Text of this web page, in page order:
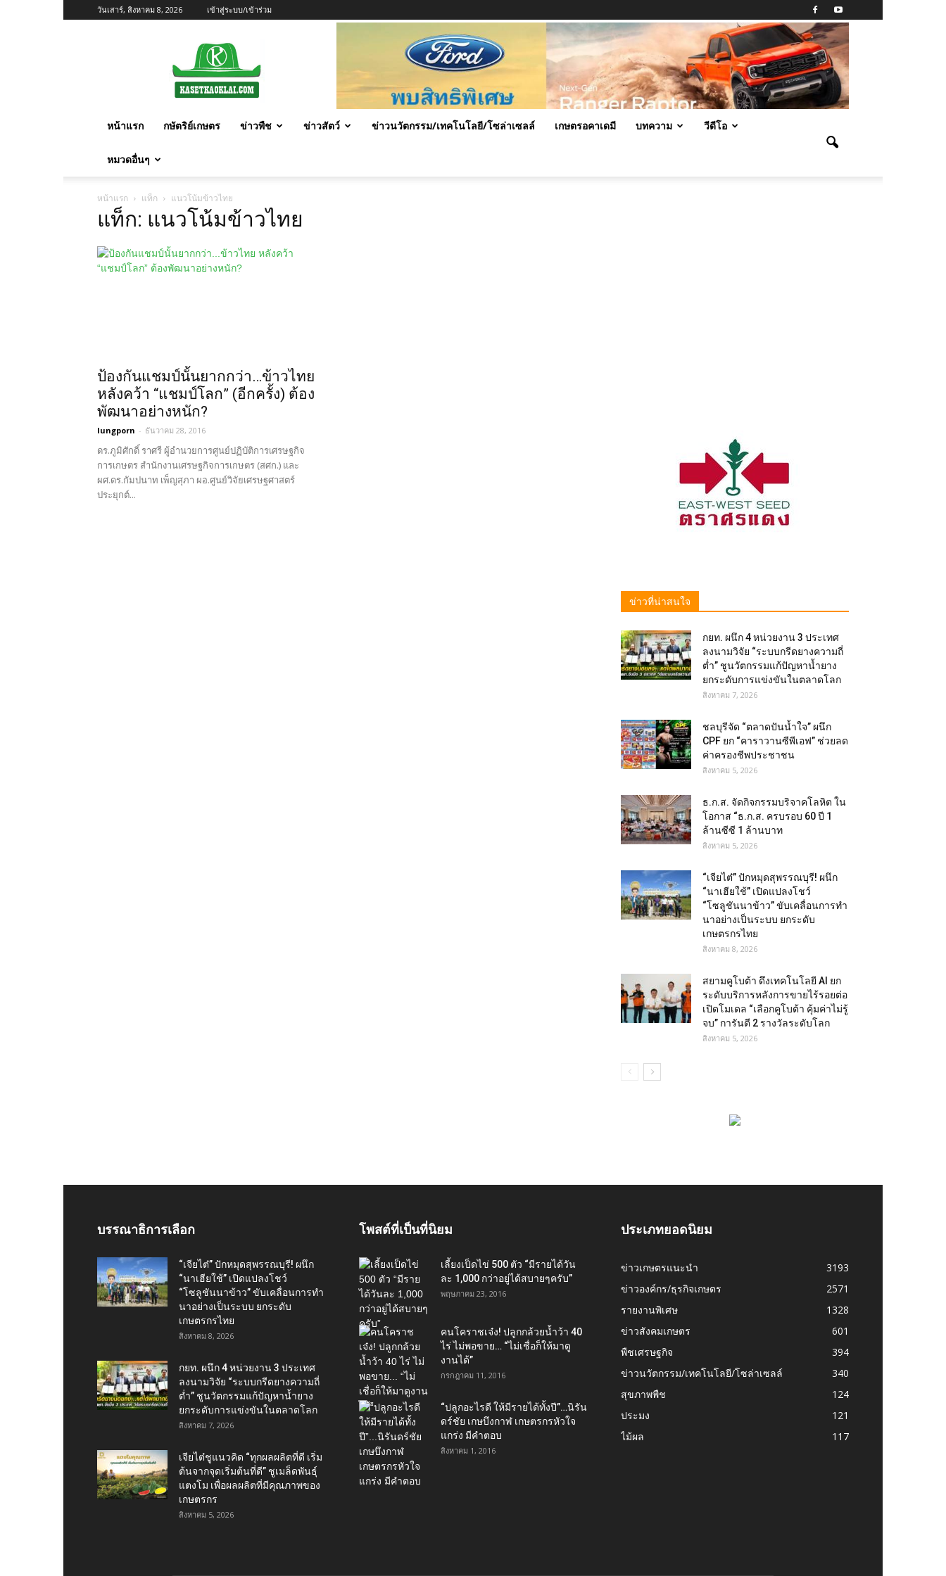
วันเสาร์, สิงหาคม 8, 2026 เข้าสู่ระบบ/เข้าร่วม
หน้าแรก กษัตริย์เกษตร ข่าวพืช ข่าวสัตว์ ข่าวนวัตกรรม/เทคโนโลยี/โซล่าเซลล์ เกษตรอคาเดมี บทความ วีดีโอ
หมวดอื่นๆ
หน้าแรก แท็ก แนวโน้มข้าวไทย
แท็ก: แนวโน้มข้าวไทย
ป้องกันแชมป์นั้นยากกว่า…ข้าวไทย
หลังคว้า “แชมป์โลก” (อีกครั้ง) ต้อง
พัฒนาอย่างหนัก?
lungporn - ธันวาคม 28, 2016
ดร.ภูมิศักดิ์ ราศรี ผู้อำนวยการศูนย์ปฏิบัติการเศรษฐกิจ
การเกษตร สำนักงานเศรษฐกิจการเกษตร (สศก.) และ
ผศ.ดร.กัมปนาท เพ็ญสุภา ผอ.ศูนย์วิจัยเศรษฐศาสตร์
ประยุกต์...
ข่าวที่น่าสนใจ
กยท. ผนึก 4 หน่วยงาน 3 ประเทศ
ลงนามวิจัย “ระบบกรีดยางความถี่
ต่ำ” ชูนวัตกรรมแก้ปัญหาน้ำยาง
ยกระดับการแข่งขันในตลาดโลก
สิงหาคม 7, 2026
ชลบุรีจัด “ตลาดปันน้ำใจ” ผนึก
CPF ยก “คาราวานซีพีเอฟ” ช่วยลด
ค่าครองชีพประชาชน
สิงหาคม 5, 2026
ธ.ก.ส. จัดกิจกรรมบริจาคโลหิต ใน
โอกาส “ธ.ก.ส. ครบรอบ 60 ปี 1
ล้านซีซี 1 ล้านบาท
สิงหาคม 5, 2026
“เจียไต๋” ปักหมุดสุพรรณบุรี! ผนึก
“นาเฮียใช้” เปิดแปลงโชว์
“โซลูชันนาข้าว” ขับเคลื่อนการทำ
นาอย่างเป็นระบบ ยกระดับ
เกษตรกรไทย
สิงหาคม 8, 2026
สยามคูโบต้า ดึงเทคโนโลยี AI ยก
ระดับบริการหลังการขายไร้รอยต่อ
เปิดโมเดล “เลือกคูโบต้า คุ้มค่าไม่รู้
จบ” การันตี 2 รางวัลระดับโลก
สิงหาคม 5, 2026
บรรณาธิการเลือก
“เจียไต๋” ปักหมุดสุพรรณบุรี! ผนึก
“นาเฮียใช้” เปิดแปลงโชว์
“โซลูชันนาข้าว” ขับเคลื่อนการทำ
นาอย่างเป็นระบบ ยกระดับ
เกษตรกรไทย
สิงหาคม 8, 2026
กยท. ผนึก 4 หน่วยงาน 3 ประเทศ
ลงนามวิจัย “ระบบกรีดยางความถี่
ต่ำ” ชูนวัตกรรมแก้ปัญหาน้ำยาง
ยกระดับการแข่งขันในตลาดโลก
สิงหาคม 7, 2026
เจียไต๋ชูแนวคิด “ทุกผลผลิตที่ดี เริ่ม
ต้นจากจุดเริ่มต้นที่ดี” ชูเมล็ดพันธุ์
แตงโม เพื่อผลผลิตที่มีคุณภาพของ
เกษตรกร
สิงหาคม 5, 2026
โพสต์ที่เป็นที่นิยม
เลี้ยงเป็ดไข่ 500 ตัว “มีรายได้วัน
ละ 1,000 กว่าอยู่ได้สบายๆครับ”
พฤษภาคม 23, 2016
คนโคราชเจ๋ง! ปลูกกล้วยน้ำว้า 40
ไร่ ไม่พอขาย… “ไม่เชื่อก็ให้มาดู
งานได้”‬
กรกฎาคม 11, 2016
“ปลูกอะไรดี ให้มีรายได้ทั้งปี”…นิรัน
ดร์ชัย เกษบึงกาฬ เกษตรกรหัวใจ
แกร่ง มีคำตอบ
สิงหาคม 1, 2016
ประเภทยอดนิยม
ข่าวเกษตรแนะนำ
3193
ข่าวองค์กร/ธุรกิจเกษตร
2571
รายงานพิเศษ
1328
ข่าวสังคมเกษตร
601
พืชเศรษฐกิจ
394
ข่าวนวัตกรรม/เทคโนโลยี/โซล่าเซลล์
340
สุขภาพพืช
124
ประมง
121
ไม้ผล
117